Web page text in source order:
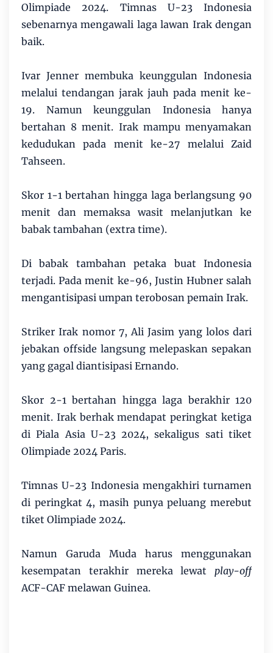
Olimpiade 2024. Timnas U-23 Indonesia
sebenarnya mengawali laga lawan Irak dengan
baik.
Ivar Jenner membuka keunggulan Indonesia
melalui tendangan jarak jauh pada menit ke-
19. Namun keunggulan Indonesia hanya
bertahan 8 menit. Irak mampu menyamakan
kedudukan pada menit ke-27 melalui Zaid
Tahseen.
Skor 1-1 bertahan hingga laga berlangsung 90
menit dan memaksa wasit melanjutkan ke
babak tambahan (extra time).
Di babak tambahan petaka buat Indonesia
terjadi. Pada menit ke-96, Justin Hubner salah
mengantisipasi umpan terobosan pemain Irak.
Striker Irak nomor 7, Ali Jasim yang lolos dari
jebakan offside langsung melepaskan sepakan
yang gagal diantisipasi Ernando.
Skor 2-1 bertahan hingga laga berakhir 120
menit. Irak berhak mendapat peringkat ketiga
di Piala Asia U-23 2024, sekaligus sati tiket
Olimpiade 2024 Paris.
Timnas U-23 Indonesia mengakhiri turnamen
di peringkat 4, masih punya peluang merebut
tiket Olimpiade 2024.
Namun Garuda Muda harus menggunakan
kesempatan terakhir mereka lewat play-off
ACF-CAF melawan Guinea.